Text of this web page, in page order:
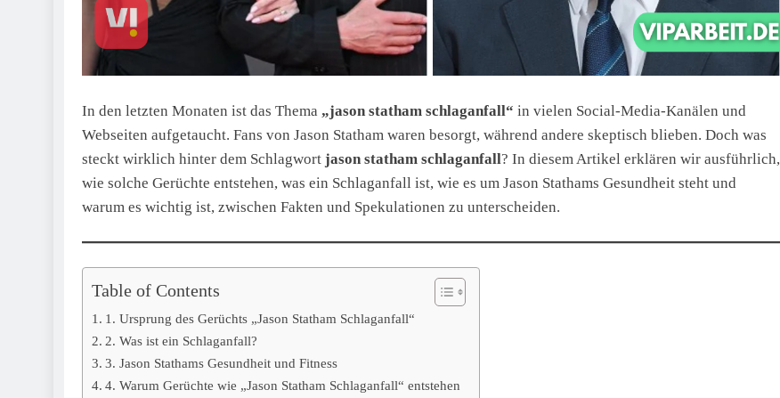
In den letzten Monaten ist das Thema „jason statham schlaganfall“ in vielen Social-Media-Kanälen und
Webseiten aufgetaucht. Fans von Jason Statham waren besorgt, während andere skeptisch blieben. Doch was
steckt wirklich hinter dem Schlagwort jason statham schlaganfall? In diesem Artikel erklären wir ausführlich,
wie solche Gerüchte entstehen, was ein Schlaganfall ist, wie es um Jason Stathams Gesundheit steht und
warum es wichtig ist, zwischen Fakten und Spekulationen zu unterscheiden.
Table of Contents
1. Ursprung des Gerüchts „Jason Statham Schlaganfall“
2. Was ist ein Schlaganfall?
3. Jason Stathams Gesundheit und Fitness
4. Warum Gerüchte wie „Jason Statham Schlaganfall“ entstehen